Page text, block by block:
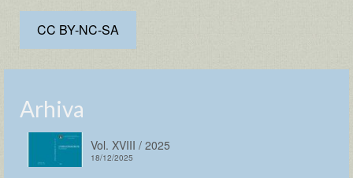
CC BY-NC-SA
Arhiva
Vol. XVIII / 2025
18/12/2025